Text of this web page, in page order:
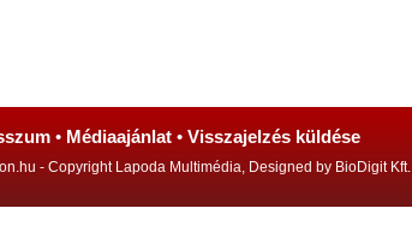
• Médiaajánlat • Visszajelzés küldése
- Copyright Lapoda Multimédia, Designed by BioDigit Kft.